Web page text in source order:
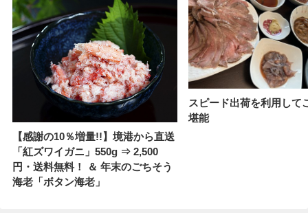
【感謝の10％増量!!】境港から直送
「紅ズワイガニ」550g ⇒ 2,500
円・送料無料！ ＆ 年末のごちそう
海老「ボタン海老」
スピード出荷を利用して
堪能